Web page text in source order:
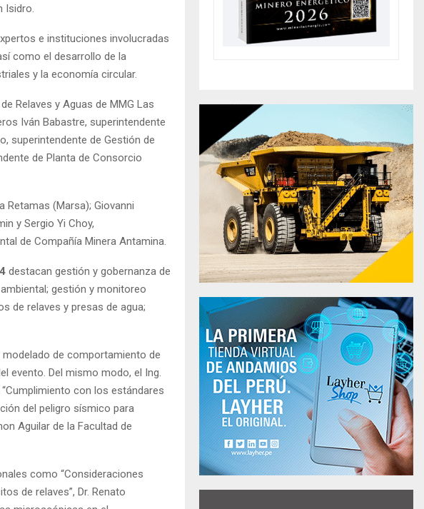
Isidro.
e instituciones involucradas
como el desarrollo de la
y la economía circular.
Relaves y Aguas de MMG Las
Iván Babastre, superintendente
superintendente de Gestión de
de Planta de Consorcio
Retamas (Marsa); Giovanni
y Sergio Yi Choy,
de Compañía Minera Antamina.
destacan gestión y gobernanza de
gestión y monitoreo
de relaves y presas de agua;
de comportamiento de
evento. Del mismo modo, el Ing.
con los estándares
del peligro sísmico para
Aguilar de la Facultad de
como “Consideraciones
de relaves”, Dr. Renato